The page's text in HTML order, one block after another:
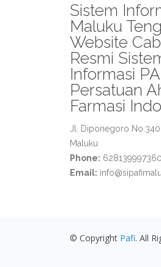
Sistem
Maluku
Website
Resmi
Informasi
Persatuan
Farmasi
Jl. Diponegoro
Maluku
Phone:
Email:
© Copyright Pafi. All